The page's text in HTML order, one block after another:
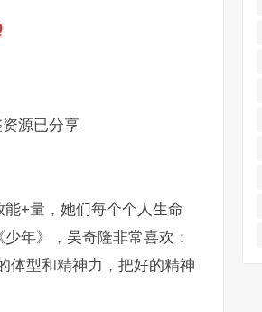
源已分享
+量，她们每个个人生命
年》，吴奇隆非常喜欢：
体型和精神力，把好的精神